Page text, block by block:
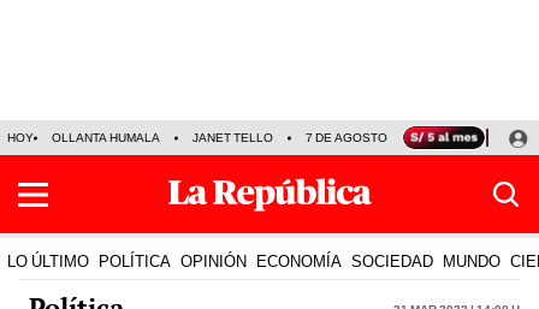
HOY OLLANTA HUMALA JANET TELLO 7 DE AGOSTO TINKA RESULTADOS
LO ÚLTIMO POLÍTICA OPINIÓN ECONOMÍA SOCIEDAD MUNDO